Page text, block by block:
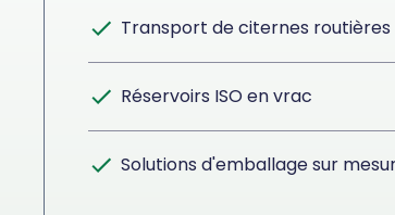
Transport de citernes routières
Réservoirs ISO en vrac
Solutions d'emballage sur